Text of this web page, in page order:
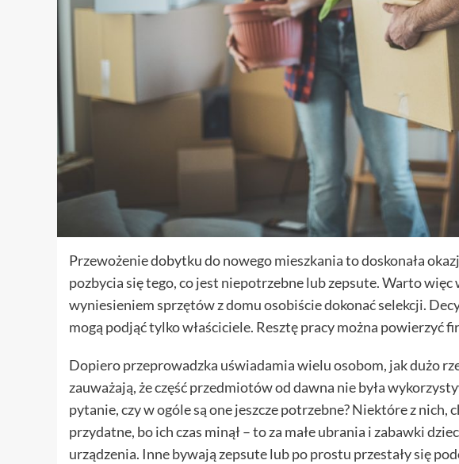
Przewożenie dobytku do nowego mieszkania to doskonała
pozbycia się tego, co jest niepotrzebne lub zepsute. Warto
wyniesieniem sprzętów z domu osobiście dokonać selekcji.
mogą podjąć tylko właściciele. Resztę pracy można powierzyć
Dopiero przeprowadzka uświadamia wielu osobom, jak dużo
zauważają, że część przedmiotów od dawna nie była
pytanie, czy w ogóle są one jeszcze potrzebne? Niektóre z nich,
przydatne, bo ich czas minął – to za małe ubrania i zabawki
urządzenia. Inne bywają zepsute lub po prostu przestały się